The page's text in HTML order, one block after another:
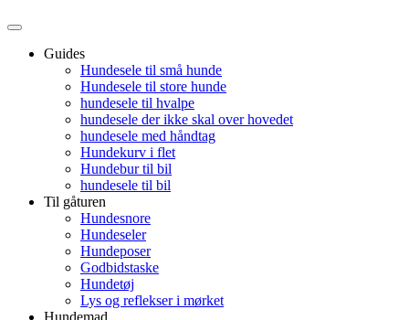
Guides
Hundesele til små hunde
Hundesele til store hunde
hundesele til hvalpe
hundesele der ikke skal over hovedet
hundesele med håndtag
Hundekurv i flet
Hundebur til bil
hundesele til bil
Til gåturen
Hundesnore
Hundeseler
Hundeposer
Godbidstaske
Hundetøj
Lys og reflekser i mørket
Hundemad